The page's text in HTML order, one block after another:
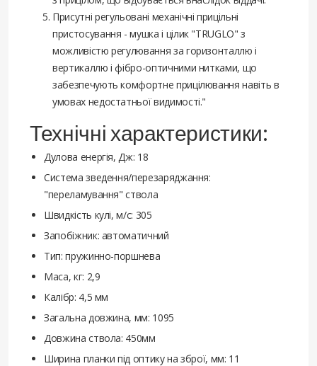
Присутні регульовані механічні прицільні
пристосування - мушка і цілик "TRUGLO" з
можливістю регулювання за горизонталлю і
вертикаллю і фібро-оптичними нитками, що
забезпечують комфортне прицілювання навіть в
умовах недостатньої видимості."
Технічні характеристики:
Дулова енергія, Дж: 18
Система зведення/перезаряджання:
"переламування" ствола
Швидкість кулі, м/с: 305
Запобіжник: автоматичний
Тип: пружинно-поршнева
Маса, кг: 2,9
Калібр: 4,5 мм
Загальна довжина, мм: 1095
Довжина ствола: 450мм
Ширина планки під оптику на зброї, мм: 11